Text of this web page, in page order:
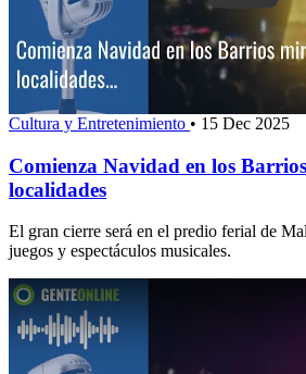
Cultura y Entretenimiento • 15 Dec 2025
Comienza Navidad en los
localidades
El gran cierre será en el predio ferial de
juegos y espectáculos musicales.